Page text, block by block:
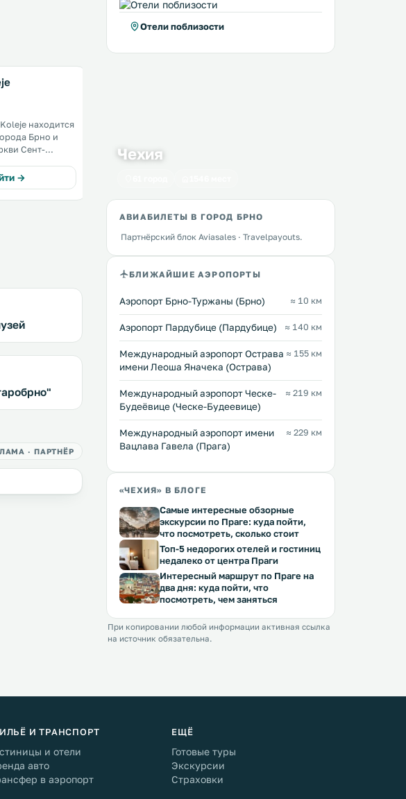
находится
Брно и
Сент-
и
формате
→
areas and a 24-hour front desk. .
пригороде, включая
· ПАРТНЁР
Отели поблизости
Чехия
АВИАБИЛЕТЫ В ГОРОД БРНО
Партнёрский блок Aviasales · Travelpayouts.
БЛИЖАЙШИЕ АЭРОПОРТЫ
Аэропорт Брно-Туржаны (Брно) ≈ 10 км
Аэропорт Пардубице (Пардубице) ≈ 140 км
Международный аэропорт Острава
имени Леоша Яначека (Острава)
≈ 155 км
Международный аэропорт Ческе-
Будеёвице (Ческе-Будеевице)
≈ 219 км
Международный аэропорт имени
Вацлава Гавела (Прага)
≈ 229 км
«ЧЕХИЯ» В БЛОГЕ
Самые интересные обзорные
экскурсии по Праге: куда пойти,
что посмотреть, сколько стоит
Топ-5 недорогих отелей и гостиниц
недалеко от центра Праги
Интересный маршрут по Праге на
два дня: куда пойти, что
посмотреть, чем заняться
При копировании любой информации активная ссылка
на источник обязательна.
И ТРАНСПОРТ
и отели
авто
в аэропорт
ЕЩЁ
Готовые туры
Экскурсии
Страховки